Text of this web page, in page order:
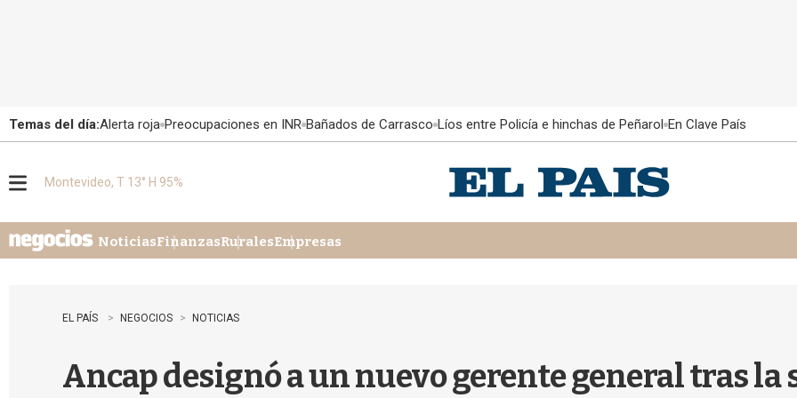
Temas del día:Alerta roja Preocupaciones en INR Bañados de Carrasco Líos entre Policía e hinchas de Peñarol En Clave País
u
Montevideo, T 13° H 95%
NoticiasFinanzasRuralesEmpresas
EL PAÍS NEGOCIOS NOTICIAS
Ancap designó a un nuevo gerente general tras la